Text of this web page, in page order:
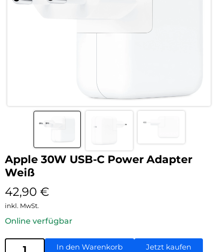
Apple 30W USB-C Power Adapter
Weiß
42,90 €
inkl. MwSt.
Online verfügbar
In den Warenkorb Jetzt kaufen